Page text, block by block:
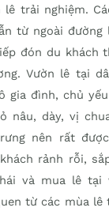
trải nghiệm.
từ ngoài
đón du khách
Vườn lê tại
gia đình, chủ
nâu, dày, vị
nên rất
rảnh rỗi,
và mua lê tại
từ các mùa lê